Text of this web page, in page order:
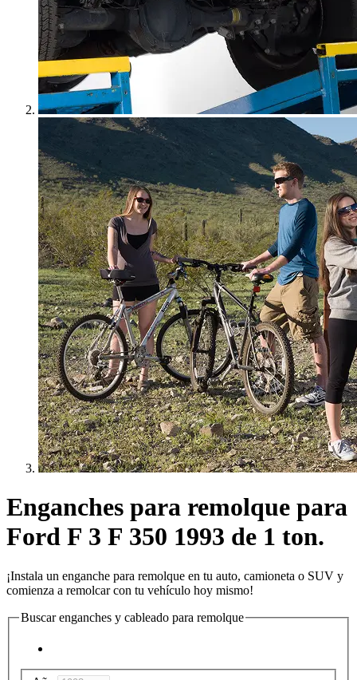
Enganches para remolque para
Ford F 3 F 350 1993 de 1 ton.
¡Instala un enganche para remolque en tu auto, camioneta o SUV y
comienza a remolcar con tu vehículo hoy mismo!
Buscar enganches y cableado para remolque